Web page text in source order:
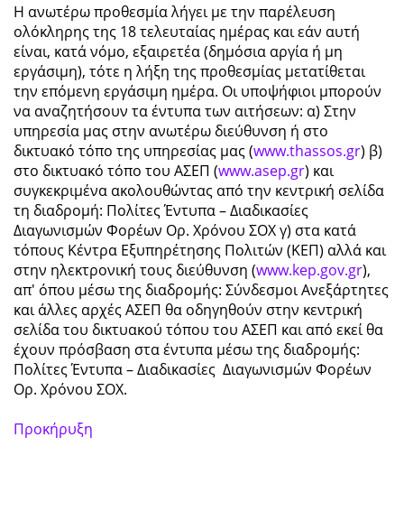
Η ανωτέρω προθεσμία λήγει με την παρέλευση
ολόκληρης της 18 τελευταίας ημέρας και εάν αυτή
είναι, κατά νόμο, εξαιρετέα (δημόσια αργία ή μη
εργάσιμη), τότε η λήξη της προθεσμίας μετατίθεται
την επόμενη εργάσιμη ημέρα. Οι υποψήφιοι μπορούν
να αναζητήσουν τα έντυπα των αιτήσεων: α) Στην
υπηρεσία μας στην ανωτέρω διεύθυνση ή στο
δικτυακό τόπο της υπηρεσίας μας (www.thassos.gr) β)
στο δικτυακό τόπο του ΑΣΕΠ (www.asep.gr) και
συγκεκριμένα ακολουθώντας από την κεντρική σελίδα
τη διαδρομή: Πολίτες Έντυπα – Διαδικασίες
Διαγωνισμών Φορέων Ορ. Χρόνου ΣΟΧ γ) στα κατά
τόπους Κέντρα Εξυπηρέτησης Πολιτών (ΚΕΠ) αλλά και
στην ηλεκτρονική τους διεύθυνση (www.kep.gov.gr),
απ' όπου μέσω της διαδρομής: Σύνδεσμοι Ανεξάρτητες
και άλλες αρχές ΑΣΕΠ θα οδηγηθούν στην κεντρική
σελίδα του δικτυακού τόπου του ΑΣΕΠ και από εκεί θα
έχουν πρόσβαση στα έντυπα μέσω της διαδρομής:
Πολίτες Έντυπα – Διαδικασίες Διαγωνισμών Φορέων
Ορ. Χρόνου ΣΟΧ.
Προκήρυξη